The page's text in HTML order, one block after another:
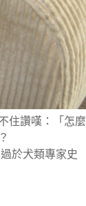
住讚嘆：「怎麼
於犬類專家史